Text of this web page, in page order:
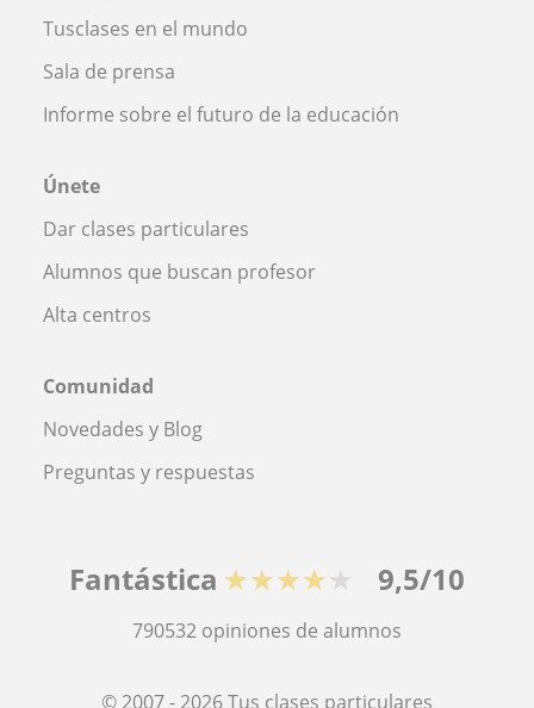
Tusclases en el mundo
Sala de prensa
Informe sobre el futuro de la educación
Únete
Dar clases particulares
Alumnos que buscan profesor
Alta centros
Comunidad
Novedades y Blog
Preguntas y respuestas
Fantástica ★★★★★ 9,5/10
790532 opiniones de alumnos
© 2007 - 2026 Tus clases particulares